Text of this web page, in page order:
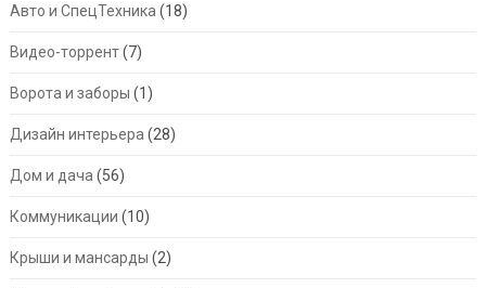
Авто и СпецТехника (18)
Видео-торрент(7)
Ворота и заборы (1)
Дизайн интерьера (28)
Дом и дача (56)
Коммуникации (10)
Крыши и мансарды (2)